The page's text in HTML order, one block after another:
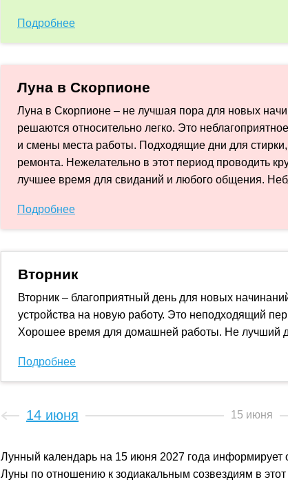
Подробнее
Луна в Скорпионе
Луна в Скорпионе – не лучшая пора для новых
решаются относительно легко. Это
и смены места работы. Подходящие дни для
ремонта. Нежелательно в этот период проводить
лучшее время для свиданий и любого общения.
Подробнее
Вторник
Вторник – благоприятный день для новых
устройства на новую работу. Это неподходящий
Хорошее время для домашней работы. Не лучший
Подробнее
14 июня 15 июня
Лунный календарь на 15 июня 2027 года
Луны по отношению к зодиакальным созвездиям в